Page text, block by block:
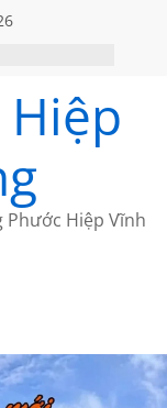
TRANG
DUNG
Phước Hiệp Vĩnh